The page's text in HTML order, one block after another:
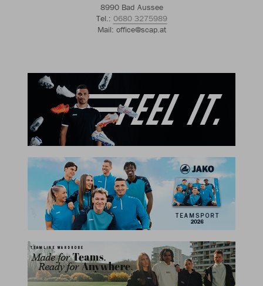
8990 Bad Aussee
Tel.: 0680 3275989
Mail: office@scap.at